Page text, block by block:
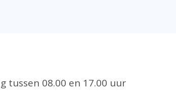
tussen 08.00 en 17.00 uur